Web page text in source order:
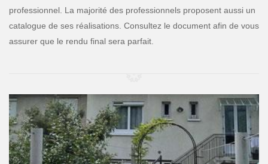
professionnel. La majorité des professionnels proposent aussi un
catalogue de ses réalisations. Consultez le document afin de vous
assurer que le rendu final sera parfait.